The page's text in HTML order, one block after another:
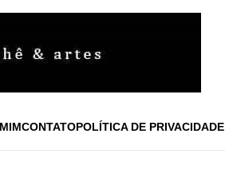
CONTATOPOLÍTICA DE PRIVACIDADE